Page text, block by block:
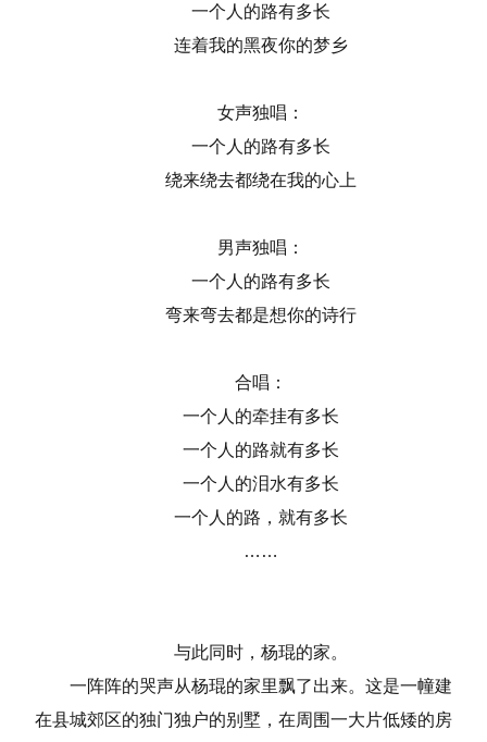
一个人的路有多长
连着我的黑夜你的梦乡
女声独唱：
一个人的路有多长
绕来绕去都绕在我的心上
男声独唱：
一个人的路有多长
弯来弯去都是想你的诗行
合唱：
一个人的牵挂有多长
一个人的路就有多长
一个人的泪水有多长
一个人的路，就有多长
……
与此同时，杨琨的家。
一阵阵的哭声从杨琨的家里飘了出来。这是一幢建
在县城郊区的独门独户的别墅，在周围一大片低矮的房